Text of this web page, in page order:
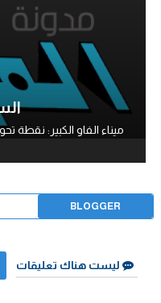
ميناء الفاو الكبير: نقطة
BLOGGER
ليست هناك تعليقات